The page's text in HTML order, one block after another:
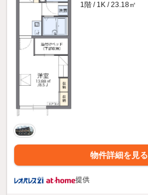
1階 / 1K / 23.18㎡
物件詳細を見る
提供